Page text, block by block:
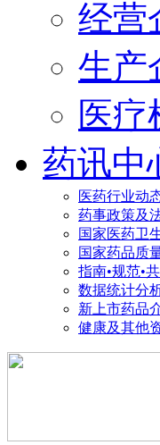
经营
生产
医疗
药讯中
医药行业动
药事政策及
国家医药卫
国家药品质
指南•规范•
数据统计分
新上市药品
健康及其他